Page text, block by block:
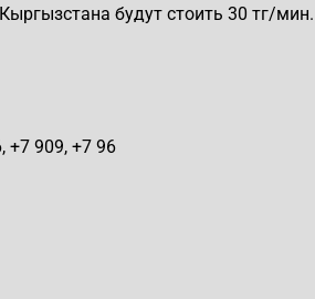
будут стоить 30 тг/мин.
+7 909, +7 96